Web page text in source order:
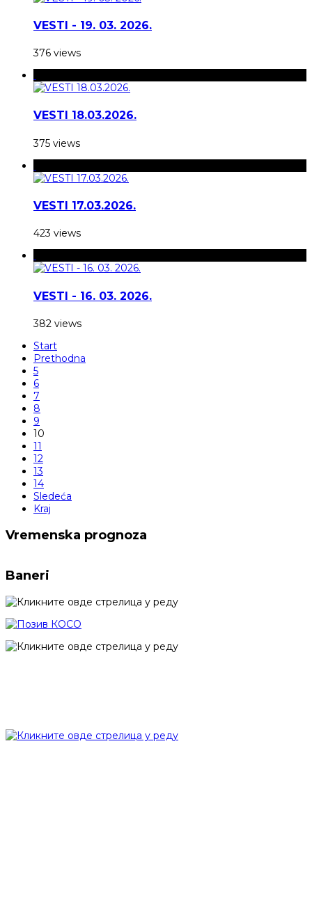
VESTI - 19. 03. 2026.
376 views
VESTI 18.03.2026.
375 views
VESTI 17.03.2026.
423 views
VESTI - 16. 03. 2026.
382 views
Start
Prethodna
5
6
7
8
9
10
11
12
13
14
Sledeća
Kraj
Vremenska prognoza
Baneri